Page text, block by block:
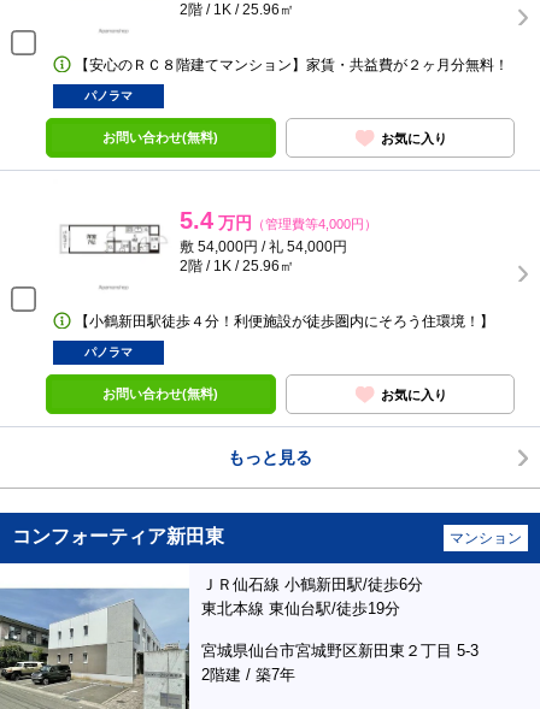
2階 / 1K / 25.96㎡
【安心のＲＣ８階建てマンション】家賃・共益費が２ヶ月分無料！
パノラマ
お問い合わせ(無料) お気に入り
5.4 万円 （管理費等4,000円）
敷 54,000円 / 礼 54,000円
2階 / 1K / 25.96㎡
【小鶴新田駅徒歩４分！利便施設が徒歩圏内にそろう住環境！】
パノラマ
お問い合わせ(無料) お気に入り
もっと見る
コンフォーティア新田東 マンション
ＪＲ仙石線 小鶴新田駅/徒歩6分
東北本線 東仙台駅/徒歩19分
宮城県仙台市宮城野区新田東２丁目 5-3
2階建 / 築7年